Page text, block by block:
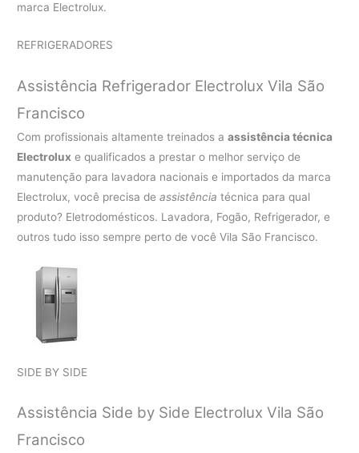
marca Electrolux.
REFRIGERADORES
Assistência Refrigerador Electrolux Vila São
Francisco
Com profissionais altamente treinados aassistência técnica
Electrolux e qualificados a prestar o melhor serviço de
manutenção para lavadora nacionais e importados da marca
Electrolux, você precisa deassistência técnica para qual
produto? Eletrodomésticos. Lavadora, Fogão, Refrigerador, e
outros tudo isso sempre perto de você Vila São Francisco.
SIDE BY SIDE
Assistência Side by Side Electrolux Vila São
Francisco